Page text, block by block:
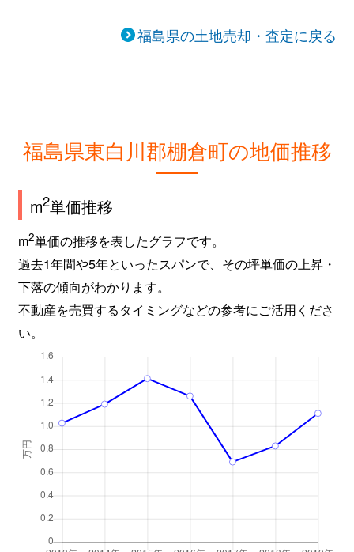
福島県の土地売却・査定に戻る
福島県東白川郡棚倉町の地価推移
m2単価推移
m2単価の推移を表したグラフです。
過去1年間や5年といったスパンで、その坪単価の上昇・
下落の傾向がわかります。
不動産を売買するタイミングなどの参考にご活用くださ
い。